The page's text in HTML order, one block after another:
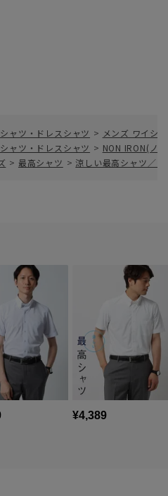
ャツ・ドレスシャツ > メンズ ワイシ
ャツ・ドレスシャツ > NON IRON(ノ
> 最高シャツ > 涼しい最高シャツ／